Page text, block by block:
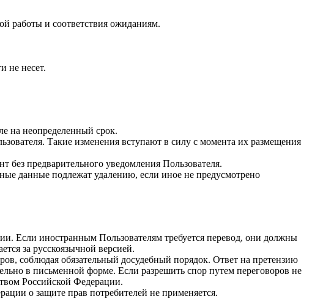
работы и соответствия ожиданиям.
не несет.
на неопределенный срок.
Такие изменения вступают в силу с момента их размещения
без предварительного уведомления Пользователя.
данные подлежат удалению, если иное не предусмотрено
Если иностранным Пользователям требуется перевод, они должны
за русскоязычной версией.
соблюдая обязательный досудебный порядок. Ответ на претензию
в письменной форме. Если разрешить спор путем переговоров не
Российской Федерации.
о защите прав потребителей не применяется.